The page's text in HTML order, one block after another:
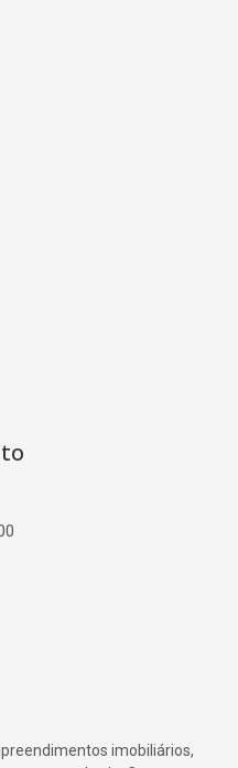
imobiliários,